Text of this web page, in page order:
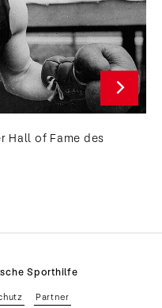
Hall of Fame des
Sporthilfe
Partner